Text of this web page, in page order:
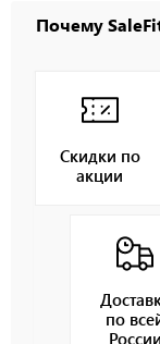
Почему
Скидки по
акции
по
России